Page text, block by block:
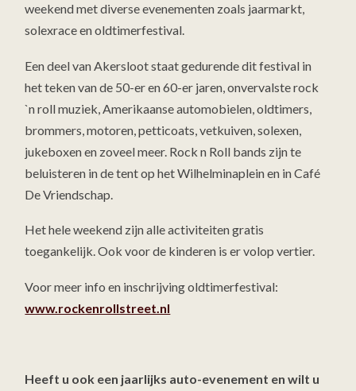
weekend met diverse evenementen zoals jaarmarkt,
solexrace en oldtimerfestival.
Een deel van Akersloot staat gedurende dit festival in
het teken van de 50-er en 60-er jaren, onvervalste rock
`n roll muziek, Amerikaanse automobielen, oldtimers,
brommers, motoren, petticoats, vetkuiven, solexen,
jukeboxen en zoveel meer. Rock n Roll bands zijn te
beluisteren in de tent op het Wilhelminaplein en in Café
De Vriendschap.
Het hele weekend zijn alle activiteiten gratis
toegankelijk. Ook voor de kinderen is er volop vertier.
Voor meer info en inschrijving oldtimerfestival:
www.rockenrollstreet.nl
Heeft u ook een jaarlijks auto-evenement en wilt u